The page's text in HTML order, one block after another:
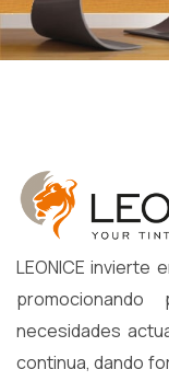
LEONICE invierte
necesidades
continua, dando